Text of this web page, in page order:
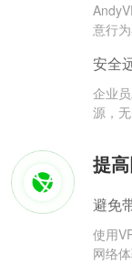
意行为
安全
企业
源，
提
避免
使用
网络体